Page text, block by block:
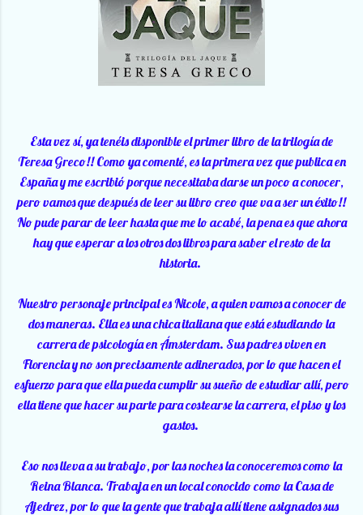
Esta vez sí, ya tenéis disponible el primer libro de la trilogía de
Teresa Greco!! Como ya comenté, es la primera vez que publica en
España y me escribió porque necesitaba darse un poco a conocer,
pero vamos que después de leer su libro creo que va a ser un éxito!!
No pude parar de leer hasta que me lo acabé, la pena es que ahora
hay que esperar a los otros dos libros para saber el resto de la
historia.
Nuestro personaje principal es Nicole, a quien vamos a conocer de
dos maneras. Ella es una chica italiana que está estudiando la
carrera de psicología en Ámsterdam. Sus padres viven en
Florencia y no son precisamente adinerados, por lo que hacen el
esfuerzo para que ella pueda cumplir su sueño de estudiar allí, pero
ella tiene que hacer su parte para costearse la carrera, el piso y los
gastos.
Eso nos lleva a su trabajo, por las noches la conoceremos como la
Reina Blanca. Trabaja en un local conocido como la Casa de
Ajedrez, por lo que la gente que trabaja allí tiene asignados sus